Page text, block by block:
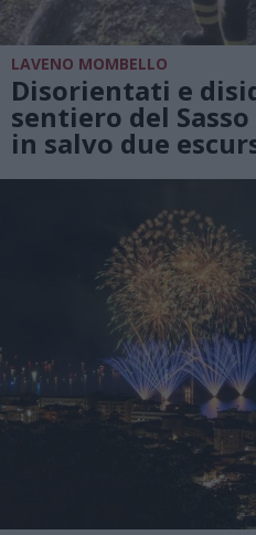
LAVENO MOMBELLO
Disorientati e
sentiero del
in salvo due